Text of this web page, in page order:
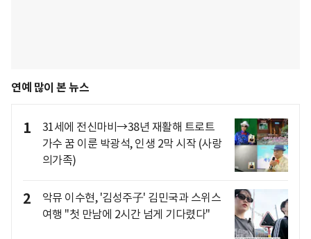
연예 많이 본 뉴스
1
31세에 전신마비→38년 재활해 트로트
가수 꿈 이룬 박광석, 인생 2막 시작 (사랑
의가족)
2
악뮤 이수현, '김성주子' 김민국과 스위스
여행 "첫 만남에 2시간 넘게 기다렸다"